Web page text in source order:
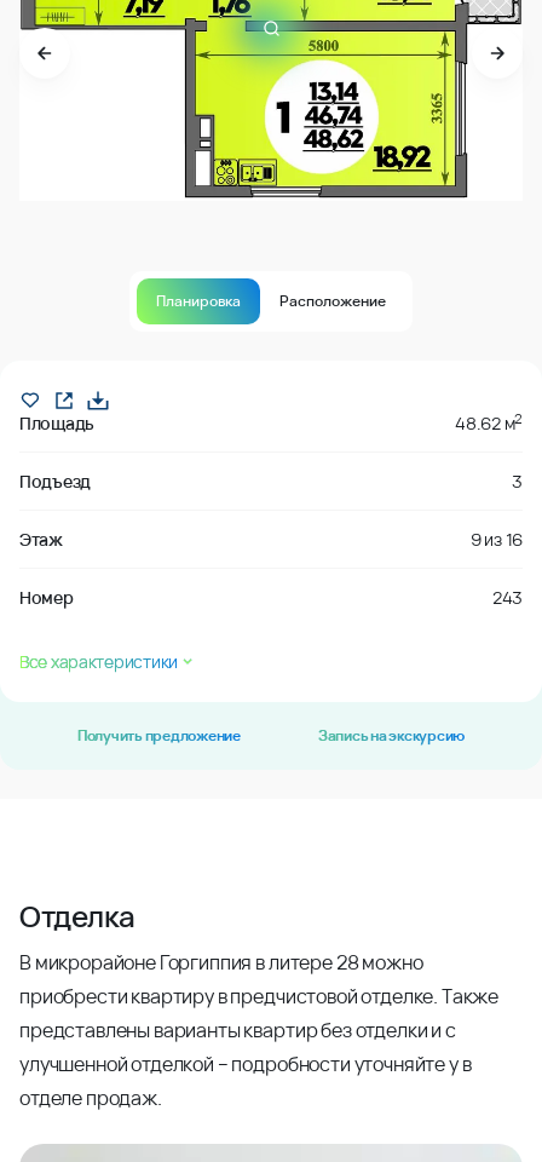
Планировка Расположение
Площадь 48.62 м2
Подъезд 3
Этаж 9из16
Номер 243
Все характеристики
Получить предложение Запись на экскурсию
Отделка
В микрорайоне Горгиппия в литере 28 можно
приобрести квартиру в предчистовой отделке. Также
представлены варианты квартир без отделки и с
улучшенной отделкой – подробности уточняйте у в
отделе продаж.